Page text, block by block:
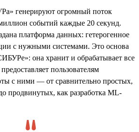
генерируют огромный поток
событий каждые 20 секунд.
платформа данных: гетерогенное
с нужными системами. Это основа
она хранит и обрабатывает все
пользователям
с ними — от сравнительно простых,
продвинутых, как разработка ML-